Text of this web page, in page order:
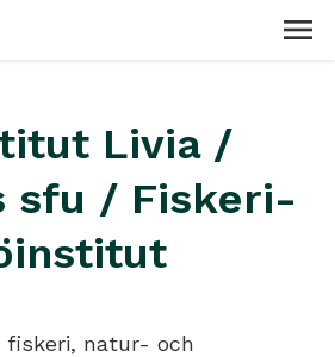
Livia /
sfu / Fiskeri-
fiskeri, natur- och